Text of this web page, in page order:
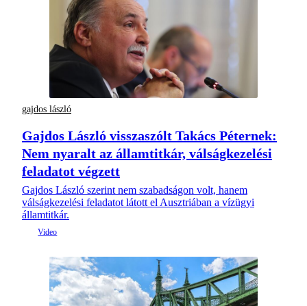
gajdos lászló
Gajdos László visszaszólt Takács Péternek:
Nem nyaralt az államtitkár, válságkezelési
feladatot végzett
Gajdos László szerint nem szabadságon volt, hanem
válságkezelési feladatot látott el Ausztriában a vízügyi
államtitkár.